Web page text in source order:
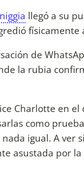
llegó a su
físicamente
de
la rubia
Charlotte en
como
igual. A ver
asustada por